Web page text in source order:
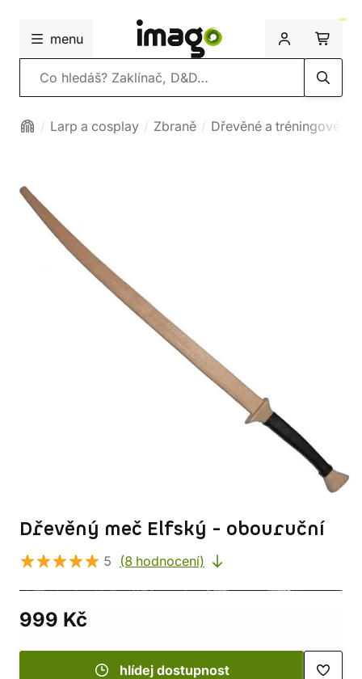
menu
Vyhledávání
Larp a cosplay Zbraně Dřevěné a tréningové
Dřevěný meč Elfský - obouruční
5 (8 hodnocení)
999 Kč
hlídej dostupnost